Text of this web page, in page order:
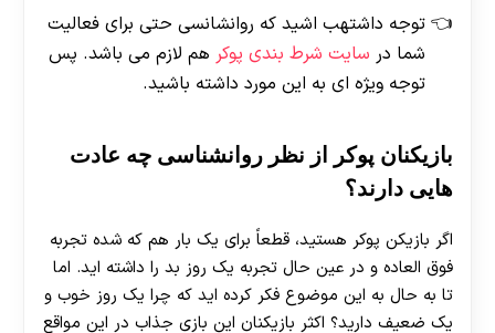
توجه داشتهب اشید که روانشانسی حتی برای فعالیت
شما در سایت شرط بندی پوکر هم لازم می باشد. پس
توجه ویژه ای به این مورد داشته باشید.
بازیکنان پوکر از نظر روانشناسی چه عادت
هایی دارند؟
اگر بازیکن پوکر هستید، قطعاً برای یک بار هم که شده تجربه
فوق العاده و در عین حال تجربه یک روز بد را داشته اید. اما
تا به حال به این موضوع فکر کرده اید که چرا یک روز خوب و
یک ضعیف دارید؟ اکثر بازیکنان این بازی جذاب در این مواقع